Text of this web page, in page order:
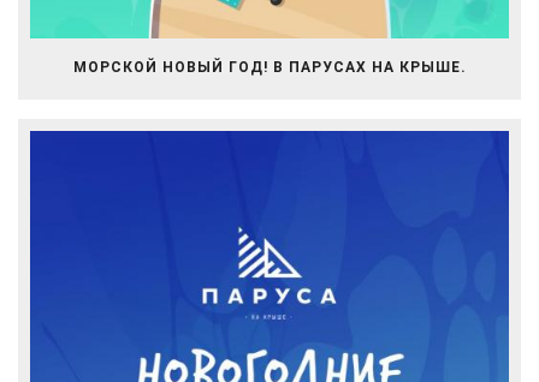
МОРСКОЙ НОВЫЙ ГОД! В ПАРУСАХ НА КРЫШЕ.